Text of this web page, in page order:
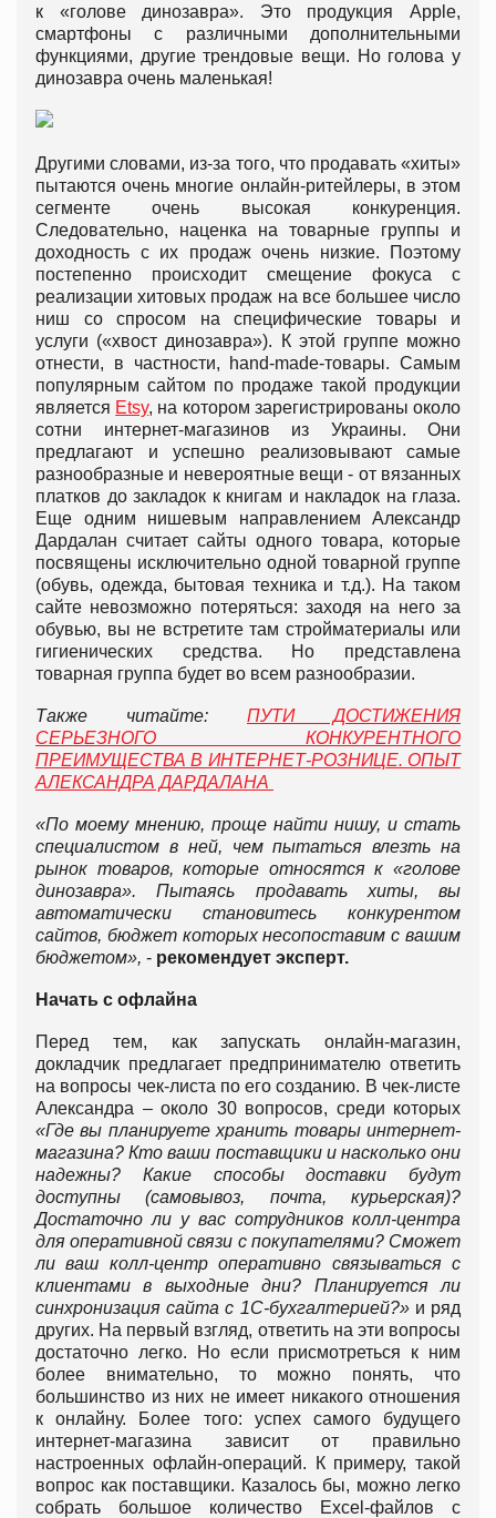
к «голове динозавра». Это продукция Apple,
смартфоны с различными дополнительными
функциями, другие трендовые вещи. Но голова у
динозавра очень маленькая!
Другими словами, из-за того, что продавать «хиты»
пытаются очень многие онлайн-ритейлеры, в этом
сегменте очень высокая конкуренция.
Следовательно, наценка на товарные группы и
доходность с их продаж очень низкие. Поэтому
постепенно происходит смещение фокуса с
реализации хитовых продаж на все большее число
ниш со спросом на специфические товары и
услуги («хвост динозавра»). К этой группе можно
отнести, в частности, hand-made-товары. Самым
популярным сайтом по продаже такой продукции
является Etsy, на котором зарегистрированы около
сотни интернет-магазинов из Украины. Они
предлагают и успешно реализовывают самые
разнообразные и невероятные вещи - от вязанных
платков до закладок к книгам и накладок на глаза.
Еще одним нишевым направлением Александр
Дардалан считает сайты одного товара, которые
посвящены исключительно одной товарной группе
(обувь, одежда, бытовая техника и т.д.). На таком
сайте невозможно потеряться: заходя на него за
обувью, вы не встретите там стройматериалы или
гигиенических средства. Но представлена
товарная группа будет во всем разнообразии.
Также читайте: ПУТИ ДОСТИЖЕНИЯ
СЕРЬЕЗНОГО КОНКУРЕНТНОГО
ПРЕИМУЩЕСТВА В ИНТЕРНЕТ-РОЗНИЦЕ. ОПЫТ
АЛЕКСАНДРА ДАРДАЛАНА
«По моему мнению, проще найти нишу, и стать
специалистом в ней, чем пытаться влезть на
рынок товаров, которые относятся к «голове
динозавра». Пытаясь продавать хиты, вы
автоматически становитесь конкурентом
сайтов, бюджет которых несопоставим с вашим
бюджетом», - рекомендует эксперт.
Начать с офлайна
Перед тем, как запускать онлайн-магазин,
докладчик предлагает предпринимателю ответить
на вопросы чек-листа по его созданию. В чек-листе
Александра – около 30 вопросов, среди которых
«Где вы планируете хранить товары интернет-
магазина? Кто ваши поставщики и насколько они
надежны? Какие способы доставки будут
доступны (самовывоз, почта, курьерская)?
Достаточно ли у вас сотрудников колл-центра
для оперативной связи с покупателями? Сможет
ли ваш колл-центр оперативно связываться с
клиентами в выходные дни? Планируется ли
синхронизация сайта с 1C-бухгалтерией?»и ряд
других. На первый взгляд, ответить на эти вопросы
достаточно легко. Но если присмотреться к ним
более внимательно, то можно понять, что
большинство из них не имеет никакого отношения
к онлайну. Более того: успех самого будущего
интернет-магазина зависит от правильно
настроенных офлайн-операций. К примеру, такой
вопрос как поставщики. Казалось бы, можно легко
собрать большое количество Excel-файлов с